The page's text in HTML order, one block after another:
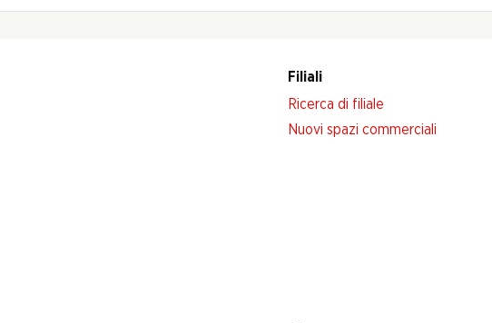
Filiali
Ricerca di filiale
Nuovi spazi commerciali